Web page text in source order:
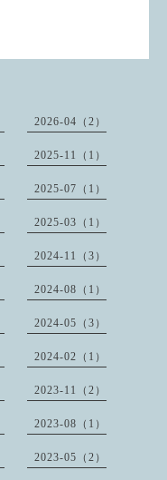
2026-04（2）
2025-11（1）
2025-07（1）
2025-03（1）
2024-11（3）
2024-08（1）
2024-05（3）
2024-02（1）
2023-11（2）
2023-08（1）
2023-05（2）